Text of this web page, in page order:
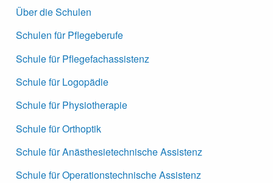
Über die Schulen
Schulen für Pflegeberufe
Schule für Pflegefachassistenz
Schule für Logopädie
Schule für Physiotherapie
Schule für Orthoptik
Schule für Anästhesietechnische Assistenz
Schule für Operationstechnische Assistenz